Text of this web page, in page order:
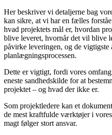
Her beskriver vi detaljerne bag
kan sikre, at vi har en fælles
hvad projektets mål er, hvordan
blive leveret, hvornår det vil blive
påvirke leveringen, og de vigtigste
planlægningsprocessen.
Dette er vigtigt, fordi vores
eneste sandhedskilde for at
projektet – og hvad der ikke er.
Som projektledere kan et
de mest kraftfulde værktøjer i
magt følger stort ansvar.